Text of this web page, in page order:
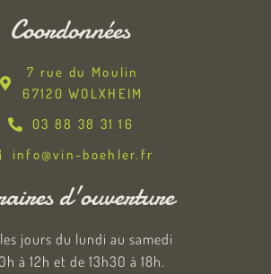
Coordonnées
7 rue du Moulin
67120 WOLXHEIM
03 88 38 31 16
info@vin-boehler.fr
d'ouverture
jours du lundi au samedi
à 12h et de 13h30 à 18h.